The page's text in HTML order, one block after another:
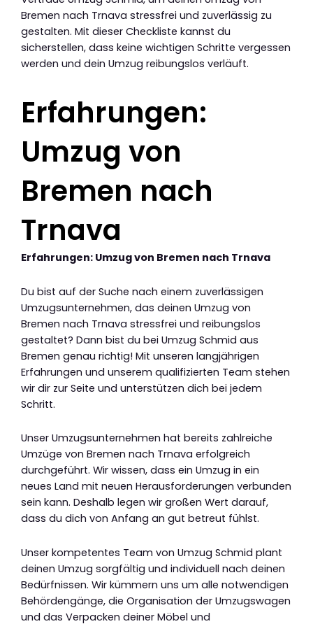
Bremen nach Trnava stressfrei und zuverlässig zu
gestalten. Mit dieser Checkliste kannst du
sicherstellen, dass keine wichtigen Schritte vergessen
werden und dein Umzug reibungslos verläuft.
Erfahrungen:
Umzug von
Bremen nach
Trnava
Erfahrungen: Umzug von Bremen nach Trnava
Du bist auf der Suche nach einem zuverlässigen
Umzugsunternehmen, das deinen Umzug von
Bremen nach Trnava stressfrei und reibungslos
gestaltet? Dann bist du bei Umzug Schmid aus
Bremen genau richtig! Mit unseren langjährigen
Erfahrungen und unserem qualifizierten Team stehen
wir dir zur Seite und unterstützen dich bei jedem
Schritt.
Unser Umzugsunternehmen hat bereits zahlreiche
Umzüge von Bremen nach Trnava erfolgreich
durchgeführt. Wir wissen, dass ein Umzug in ein
neues Land mit neuen Herausforderungen verbunden
sein kann. Deshalb legen wir großen Wert darauf,
dass du dich von Anfang an gut betreut fühlst.
Unser kompetentes Team von Umzug Schmid plant
deinen Umzug sorgfältig und individuell nach deinen
Bedürfnissen. Wir kümmern uns um alle notwendigen
Behördengänge, die Organisation der Umzugswagen
und das Verpacken deiner Möbel und